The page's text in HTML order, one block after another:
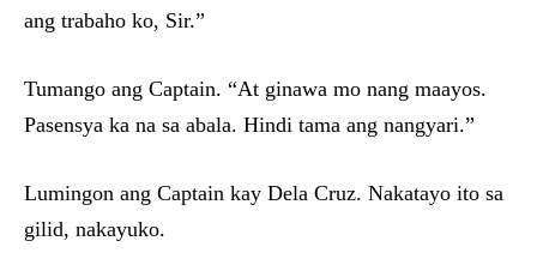
ang trabaho ko, Sir.”
Tumango ang Captain. “At ginawa mo nang maayos.
Pasensya ka na sa abala. Hindi tama ang nangyari.”
Lumingon ang Captain kay Dela Cruz. Nakatayo ito sa
gilid, nakayuko.